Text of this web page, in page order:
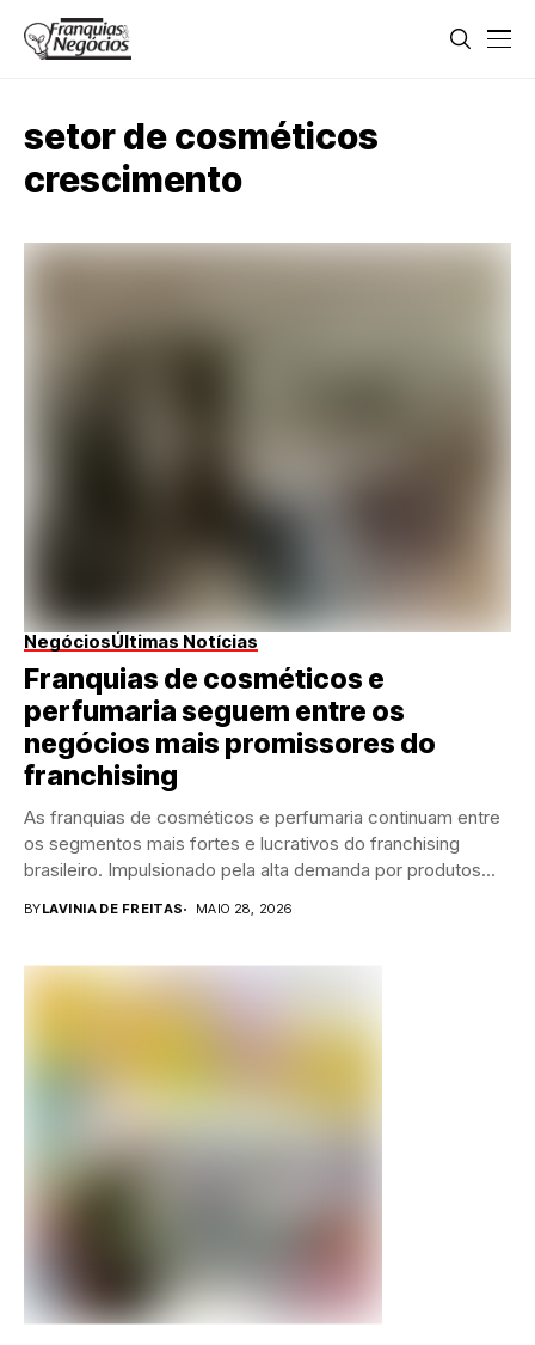
setor de cosméticos
crescimento
NegóciosÚltimas Notícias
Franquias de cosméticos e
perfumaria seguem entre os
negócios mais promissores do
franchising
As franquias de cosméticos e perfumaria continuam entre
os segmentos mais fortes e lucrativos do franchising
brasileiro. Impulsionado pela alta demanda por produtos...
BYLAVINIA DE FREITAS MAIO 28, 2026